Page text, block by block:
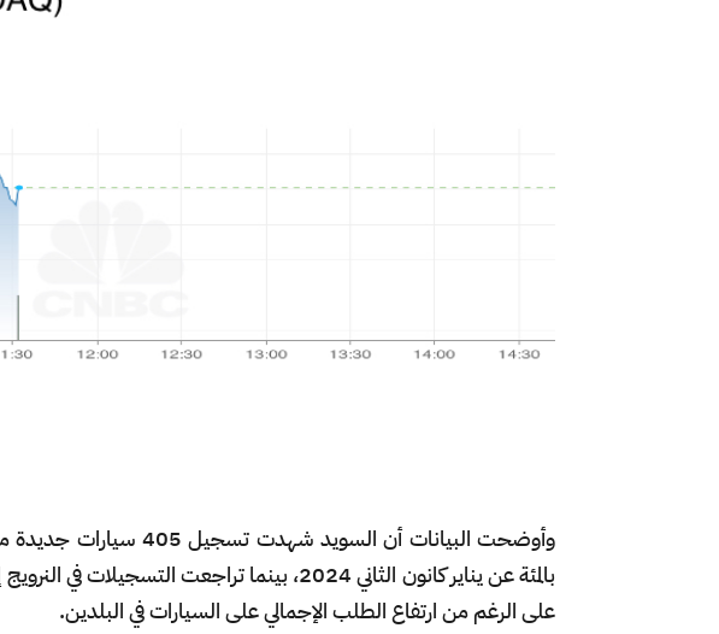
وأوضحت البيانات أن السويد شهدت تسجيل 405 سيارات جديدة من طراز
على الرغم من ارتفاع الطلب الإجمالي على السيارات في البلدين.